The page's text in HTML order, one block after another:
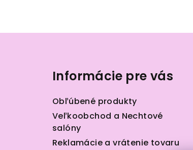
Informácie pre vás
Obľúbené produkty
Veľkoobchod a Nechtové
salóny
Reklamácie a vrátenie tovaru